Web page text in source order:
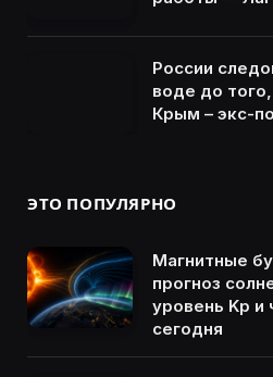
России
воде до
Крым – экс-
ЭТО ПОПУЛЯРНО
Магнитные
прогноз
уровень Kp и
сегодня